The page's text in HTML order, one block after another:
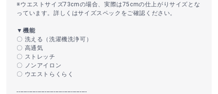
※ウエストサイズ73cmの場合、実際は75cmの仕上がりサイズとな
っています。詳しくはサイズスペックをご確認ください。
▼機能
〇 洗える（洗濯機洗浄可）
〇 高通気
〇 ストレッチ
〇 ノンアイロン
〇 ウエストらくらく
----------------------------------------